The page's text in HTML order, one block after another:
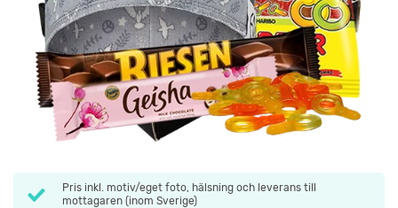
Pris inkl. motiv/eget foto, hälsning och leverans till
mottagaren (inom Sverige)